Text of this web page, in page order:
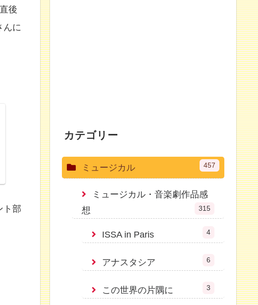
後
んに
ト部
カテゴリー
ミュージカル 457
ミュージカル・音楽劇作品感
想
315
ISSA in Paris 4
アナスタシア 6
この世界の片隅に 3